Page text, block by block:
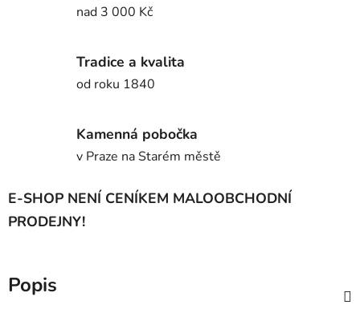
nad 3 000 Kč
Tradice a kvalita
od roku 1840
Kamenná pobočka
v Praze na Starém městě
E-SHOP NENÍ CENÍKEM MALOOBCHODNÍ
PRODEJNY!
Popis